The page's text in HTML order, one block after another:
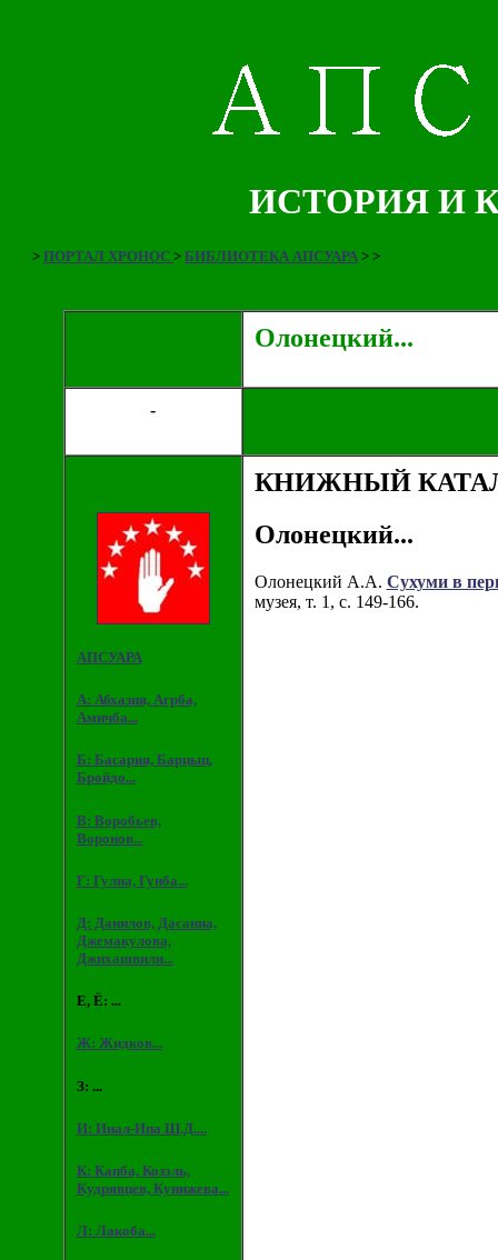
ИСТОРИЯ И
> ПОРТАЛ ХРОНОС > БИБЛИОТЕКА АПСУАРА > >
Олонецкий...
-
АПСУАРА
А: Абхазия, Агрба,
Амичба...
Б: Басария, Барцыц,
Бройдо...
В: Воробьев,
Воронов...
Г: Гулиа, Гунба...
Д: Данилов, Дасаниа,
Джемакулова,
Джихашвили...
Е, Ё: ...
Ж: Жидков...
З: ...
И: Инал-Ипа Ш.Д....
К: Капба, Козэль,
Кудрявцев, Кунижева...
Л: Лакоба...
КНИЖНЫЙ
Олонецкий...
Олонецкий А.А. Сухуми в
музея, т. 1, с. 149-166.